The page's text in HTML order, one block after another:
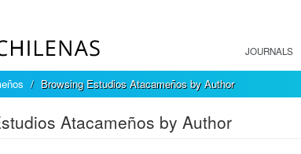
JOURNALS
Browsing Estudios Atacameños by Author
Atacameños by Author